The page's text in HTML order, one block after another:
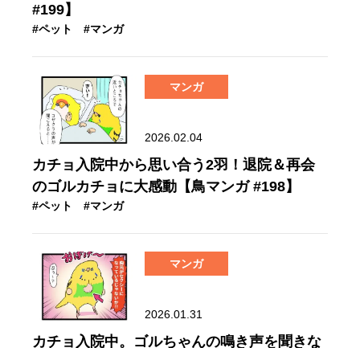
#199】
#ペット #マンガ
マンガ
2026.02.04
カチョ入院中から思い合う2羽！退院＆再会
のゴルカチョに大感動【鳥マンガ #198】
#ペット #マンガ
マンガ
2026.01.31
カチョ入院中。ゴルちゃんの鳴き声を聞きな